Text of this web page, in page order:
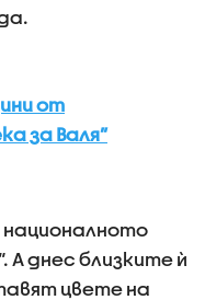
от
за Валя”
националното
А днес близките ѝ
цвете на